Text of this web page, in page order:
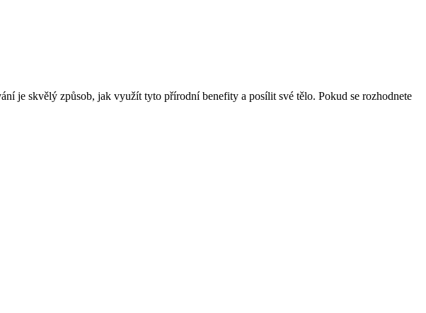
je skvělý způsob, jak využít tyto přírodní benefity a posílit své tělo. Pokud se rozhodnete